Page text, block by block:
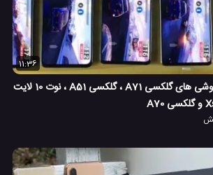
11:36
مقایسه و تست کامل گوشی های گلکسی A71 ، گلکسی A51 ، نوت 10 لایت